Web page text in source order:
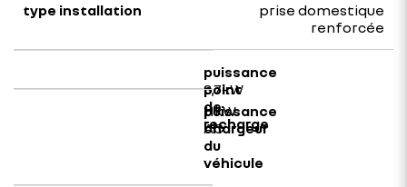
prise domestique
renforcée
3,7kW
11kW
AC